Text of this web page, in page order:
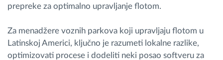
prepreke za optimalno upravljanje flotom.
Za menadžere voznih parkova koji upravljaju flotom u
Latinskoj Americi, ključno je razumeti lokalne razlike,
optimizovati procese i dodeliti neki posao softveru za